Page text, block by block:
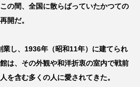
の間、全国に散らばっていたかつての
開だ。
業し、1936年（昭和11年）に建てられ
は、その外観や和洋折衷の室内で戦前
を含む多くの人に愛されてきた。